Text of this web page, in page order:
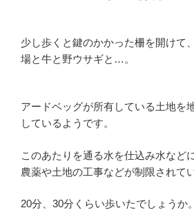
少し歩くと鍵のかかった柵を開けて
場と牛と野ウサギと…。
アードベッグが所有している土地を
しているようです。
このあたりを通る水を仕込み水など
農薬や土地の工事などが制限されて
20分、30分くらい歩いたでしょうか。